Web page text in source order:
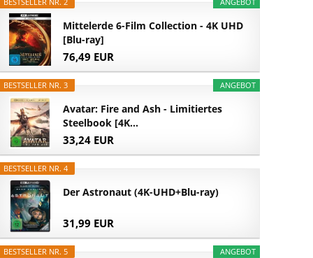
Mittelerde 6-Film Collection - 4K UHD
[Blu-ray]
76,49 EUR
ANGEBOT
BESTSELLER NR. 3
Avatar: Fire and Ash - Limitiertes
Steelbook [4K...
33,24 EUR
BESTSELLER NR. 4
Der Astronaut (4K-UHD+Blu-ray)
31,99 EUR
ANGEBOT
BESTSELLER NR. 5